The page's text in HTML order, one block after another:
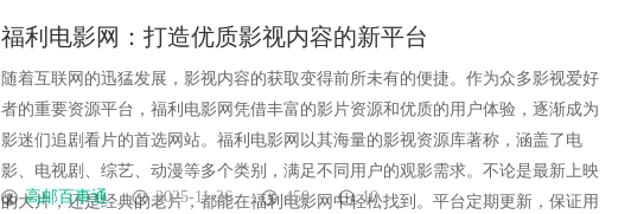
福利电影网：打造优质影视内容的新平台
随着互联网的迅猛发展，影视内容的获取变得前所未有的便捷。作为众多影视爱好
者的重要资源平台，福利电影网凭借丰富的影片资源和优质的用户体验，逐渐成为
影迷们追剧看片的首选网站。福利电影网以其海量的影视资源库著称，涵盖了电
影、电视剧、综艺、动漫等多个类别，满足不同用户的观影需求。不论是最新上映
的大片，还是经典的老片，都能在福利电影网中轻松找到。平台定期更新，保证用
高邮百事通 2025-11-26 450 10